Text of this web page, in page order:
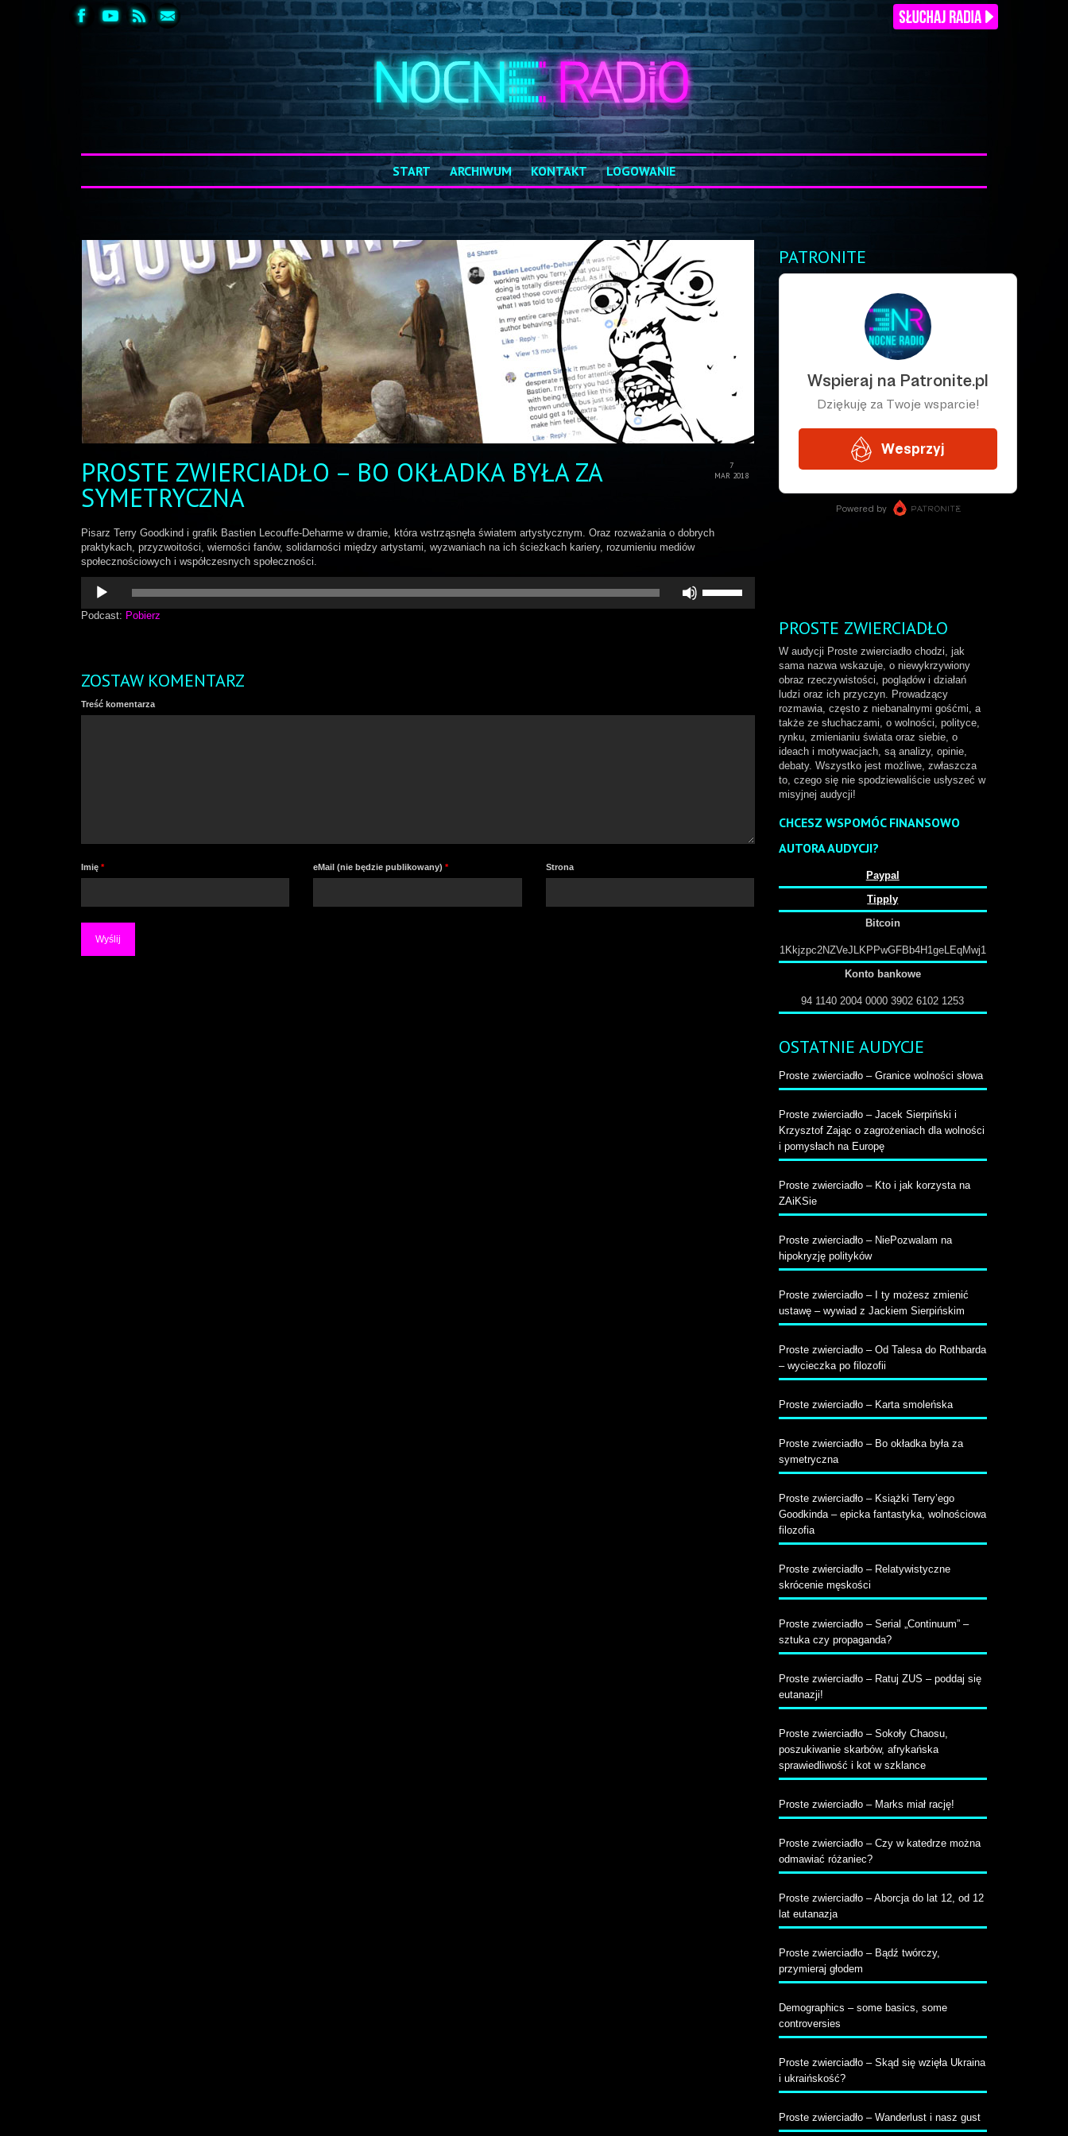
START ARCHIWUM KONTAKT LOGOWANIE
7
MAR 2018
PROSTE ZWIERCIADŁO – BO OKŁADKA BYŁA ZA
SYMETRYCZNA
Pisarz Terry Goodkind i grafik Bastien Lecouffe-Deharme w dramie, która wstrząsnęła światem artystycznym. Oraz rozważania o dobrych
praktykach, przyzwoitości, wierności fanów, solidarności między artystami, wyzwaniach na ich ścieżkach kariery, rozumieniu mediów
społecznościowych i współczesnych społeczności.
Odtwarzacz
plików
dźwiękowych
strzałek
do
Podcast: Pobierz
ZOSTAW KOMENTARZ
Treść komentarza
Imię * eMail (nie będzie publikowany)* Strona
PATRONITE
PROSTE ZWIERCIADŁO
W audycji Proste zwierciadło chodzi, jak
sama nazwa wskazuje, o niewykrzywiony
obraz rzeczywistości, poglądów i działań
ludzi oraz ich przyczyn. Prowadzący
rozmawia, często z niebanalnymi gośćmi, a
także ze słuchaczami, o wolności, polityce,
rynku, zmienianiu świata oraz siebie, o
ideach i motywacjach, są analizy, opinie,
debaty. Wszystko jest możliwe, zwłaszcza
to, czego się nie spodziewaliście usłyszeć w
misyjnej audycji!
CHCESZ WSPOMÓC FINANSOWO
AUTORA AUDYCJI?
Paypal
Tipply
Bitcoin
1Kkjzpc2NZVeJLKPPwGFBb4H1geLEqMwj1
Konto bankowe
94 1140 2004 0000 3902 6102 1253
OSTATNIE AUDYCJE
Proste zwierciadło – Granice wolności słowa
Proste zwierciadło – Jacek Sierpiński i
Krzysztof Zając o zagrożeniach dla wolności
i pomysłach na Europę
Proste zwierciadło – Kto i jak korzysta na
ZAiKSie
Proste zwierciadło – NiePozwalam na
hipokryzję polityków
Proste zwierciadło – I ty możesz zmienić
ustawę – wywiad z Jackiem Sierpińskim
Proste zwierciadło – Od Talesa do Rothbarda
– wycieczka po filozofii
Proste zwierciadło – Karta smoleńska
Proste zwierciadło – Bo okładka była za
symetryczna
Proste zwierciadło – Książki Terry’ego
Goodkinda – epicka fantastyka, wolnościowa
filozofia
Proste zwierciadło – Relatywistyczne
skrócenie męskości
Proste zwierciadło – Serial „Continuum” –
sztuka czy propaganda?
Proste zwierciadło – Ratuj ZUS – poddaj się
eutanazji!
Proste zwierciadło ‒ Sokoły Chaosu,
poszukiwanie skarbów, afrykańska
sprawiedliwość i kot w szklance
Proste zwierciadło – Marks miał rację!
Proste zwierciadło – Czy w katedrze można
odmawiać różaniec?
Proste zwierciadło – Aborcja do lat 12, od 12
lat eutanazja
Proste zwierciadło – Bądź twórczy,
przymieraj głodem
Demographics – some basics, some
controversies
Proste zwierciadło – Skąd się wzięła Ukraina
i ukraińskość?
Proste zwierciadło – Wanderlust i nasz gust